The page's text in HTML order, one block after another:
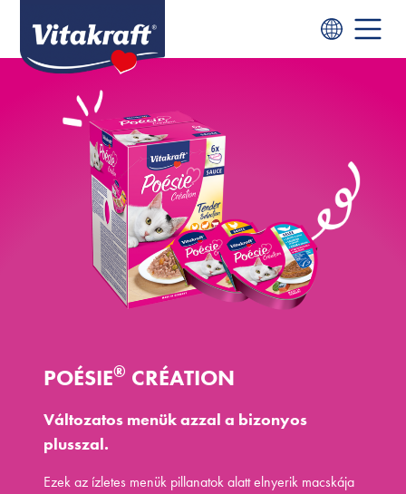
POÉSIE® CRÉATION
Változatos menük azzal a bizonyos
plusszal.
Ezek az ízletes menük pillanatok alatt elnyerik macskája